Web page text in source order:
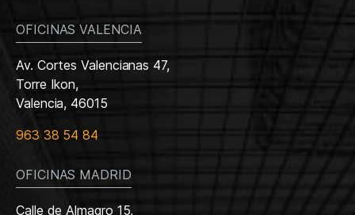
OFICINAS VALENCIA
Av. Cortes Valencianas 47,
Torre Ikon,
Valencia, 46015
963 38 54 84
OFICINAS MADRID
Calle de Almagro 15,